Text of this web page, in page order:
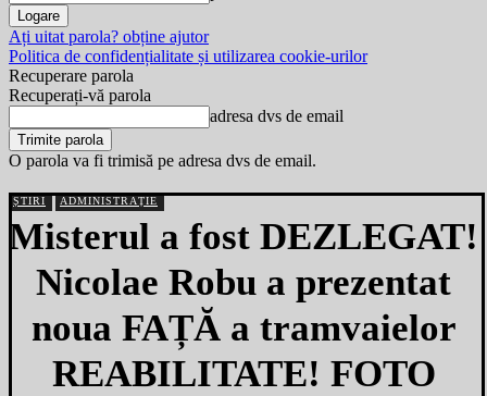
Ați uitat parola? obține ajutor
Politica de confidențialitate și utilizarea cookie-urilor
Recuperare parola
Recuperați-vă parola
adresa dvs de email
O parola va fi trimisă pe adresa dvs de email.
ȘTIRI ADMINISTRAȚIE
Misterul a fost DEZLEGAT!
Nicolae Robu a prezentat
noua FAȚĂ a tramvaielor
REABILITATE! FOTO